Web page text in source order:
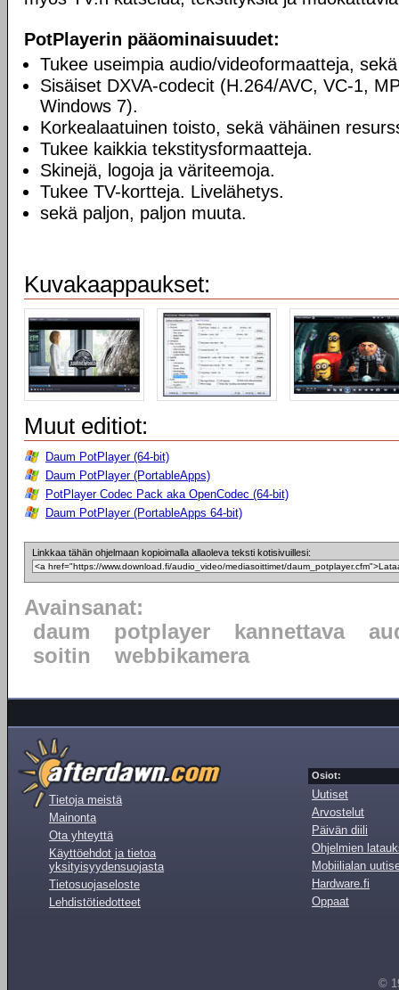
PotPlayerin pääominaisuudet:
Tukee useimpia audio/videoformaatteja,
Sisäiset DXVA-codecit (H.264/AVC, VC-1,
Windows 7).
Korkealaatuinen toisto, sekä vähäinen
Tukee kaikkia tekstitysformaatteja.
Skinejä, logoja ja väriteemoja.
Tukee TV-kortteja. Livelähetys.
sekä paljon, paljon muuta.
Kuvakaappaukset:
Muut editiot:
Daum PotPlayer (64-bit)
Daum PotPlayer (PortableApps)
PotPlayer Codec Pack aka OpenCodec (64-bit)
Daum PotPlayer (PortableApps 64-bit)
Linkkaa tähän ohjelmaan kopioimalla allaoleva teksti kotisivuillesi:
Avainsanat:
daum
potplayer kannettava
soitin
webbikamera
Tietoja meistä
Mainonta
Ota yhteyttä
Käyttöehdot ja tietoa
yksityisyydensuojasta
Tietosuojaseloste
Lehdistötiedotteet
Osiot:
Uutiset
Arvostelut
Päivän diili
Ohjelmien
Mobiilialan
Hardware.fi
Oppaat
©